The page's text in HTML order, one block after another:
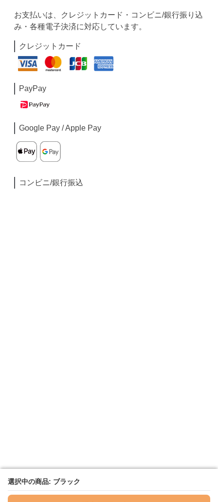
選択中の商品: ブラック
選択中の商品: ブラック
お支払いは、クレジットカード・コンビニ/銀行振り込
み・各種電子決済に対応しています。
クレジットカード
PayPay
Google Pay / Apple Pay
コンビニ/銀行振込